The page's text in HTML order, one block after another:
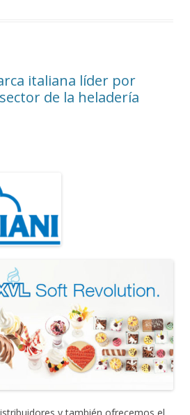
italiana líder por
de la heladería